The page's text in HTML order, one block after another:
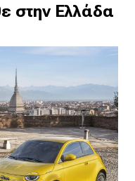
στην Ελλάδα